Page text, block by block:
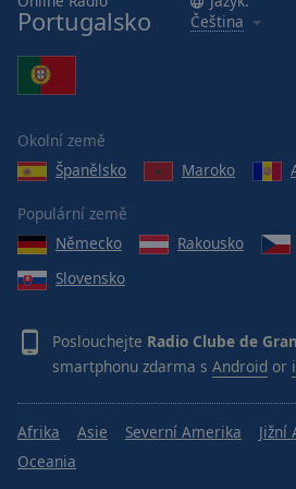
Portugalsko
Čeština
Okolní země
Španělsko
Maroko
Populární země
Německo
Rakousko
Slovensko
Poslouchejte Radio Clube de
smartphonu zdarma s Android or
Afrika Asie Severní Amerika Jižní
Oceania